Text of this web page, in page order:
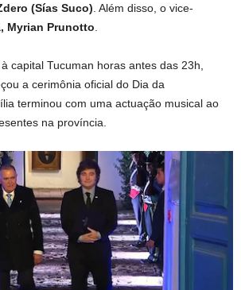
(Sías Suco) . Além disso, o vice-
Myrian Prunotto
capital Tucuman horas antes das 23h,
a cerimônia oficial do Dia da
terminou com uma actuação musical ao
na província.